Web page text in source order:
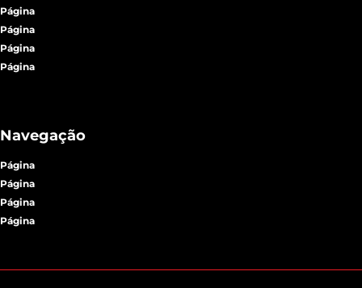
Página
Página
Página
Página
Navegação
Página
Página
Página
Página